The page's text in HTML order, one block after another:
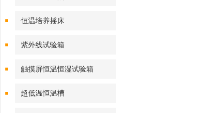
恒温培养摇床
紫外线试验箱
触摸屏恒温恒湿试验箱
超低温恒温槽